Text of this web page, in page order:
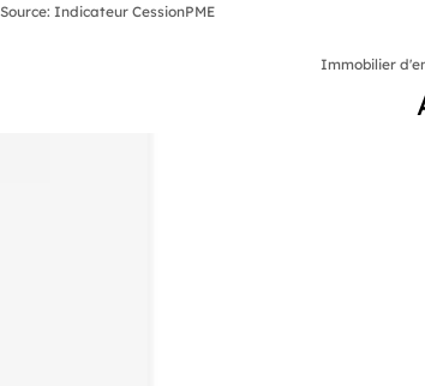
Source: Indicateur CessionPME
Immobilier